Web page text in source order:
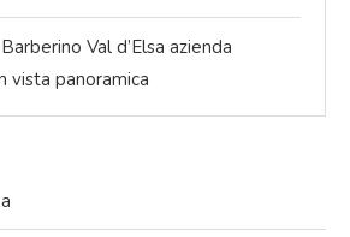
Val d’Elsa azienda
vista panoramica